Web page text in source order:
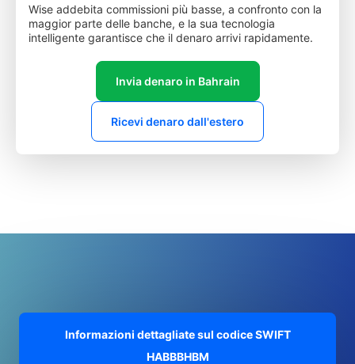
Wise addebita commissioni più basse, a confronto con la
maggior parte delle banche, e la sua tecnologia
intelligente garantisce che il denaro arrivi rapidamente.
Invia denaro in Bahrain
Ricevi denaro dall'estero
Informazioni dettagliate sul codice SWIFT
HABBBHBM